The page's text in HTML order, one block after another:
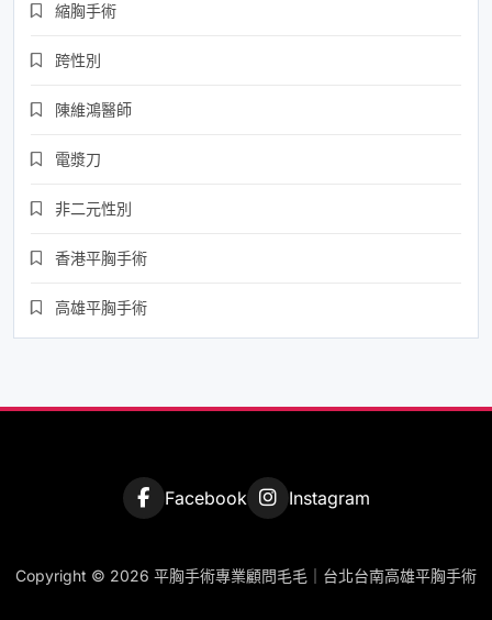
縮胸手術
跨性別
陳維鴻醫師
電漿刀
非二元性別
香港平胸手術
高雄平胸手術
Facebook Instagram
Copyright © 2026 平胸手術專業顧問毛毛｜台北台南高雄平胸手術